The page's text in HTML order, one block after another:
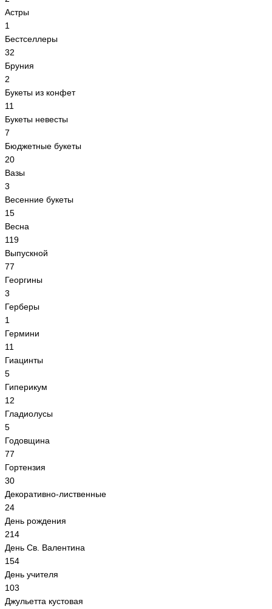
Астры
1
Бестселлеры
32
Бруния
2
Букеты из конфет
11
Букеты невесты
7
Бюджетные букеты
20
Вазы
3
Весенние букеты
15
Весна
119
Выпускной
77
Георгины
3
Герберы
1
Гермини
11
Гиацинты
5
Гиперикум
12
Гладиолусы
5
Годовщина
77
Гортензия
30
Декоративно-лиственные
24
День рождения
214
День Св. Валентина
154
День учителя
103
Джульетта кустовая